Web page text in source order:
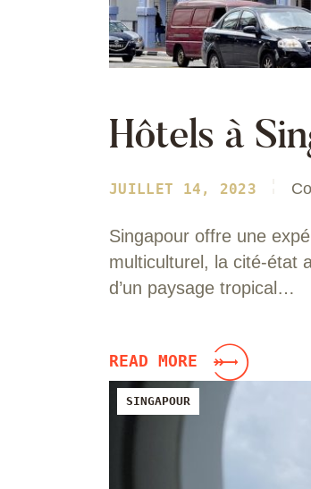
Hôtels à
JUILLET 14, 2023
Singapour offre une
multiculturel, la cité-état
d’un paysage tropical…
READ MORE
SINGAPOUR